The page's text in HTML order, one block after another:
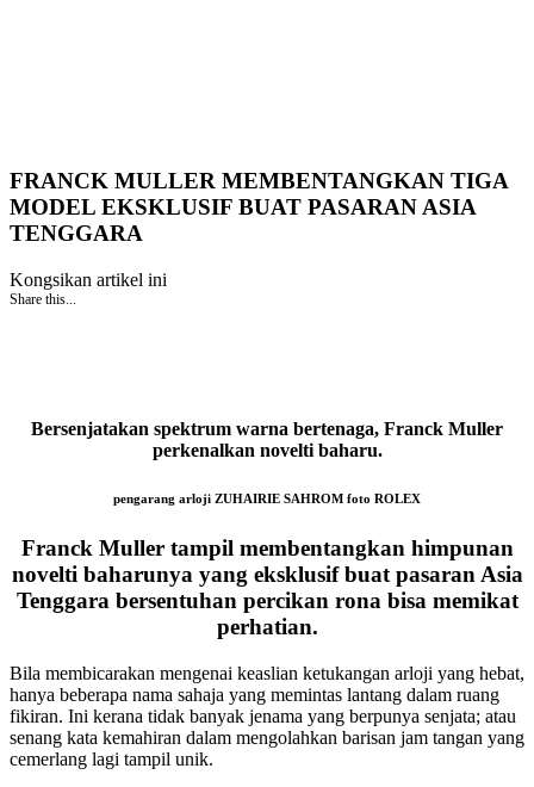
FRANCK MULLER MEMBENTANGKAN TIGA
MODEL EKSKLUSIF BUAT PASARAN ASIA
TENGGARA
Kongsikan artikel ini
Share this...
Bersenjatakan spektrum warna bertenaga, Franck Muller
perkenalkan novelti baharu.
pengarang arloji ZUHAIRIE SAHROM foto ROLEX
Franck Muller tampil membentangkan himpunan
novelti baharunya yang eksklusif buat pasaran Asia
Tenggara bersentuhan percikan rona bisa memikat
perhatian.
Bila membicarakan mengenai keaslian ketukangan arloji yang hebat,
hanya beberapa nama sahaja yang memintas lantang dalam ruang
fikiran. Ini kerana tidak banyak jenama yang berpunya senjata; atau
senang kata kemahiran dalam mengolahkan barisan jam tangan yang
cemerlang lagi tampil unik.